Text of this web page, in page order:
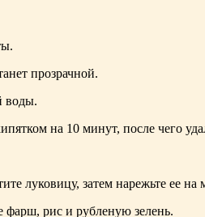
прозрачной.
воды.
на 10 минут, после чего
луковицу, затем нарежьте ее на
фарш, рис и рубленую зелень.